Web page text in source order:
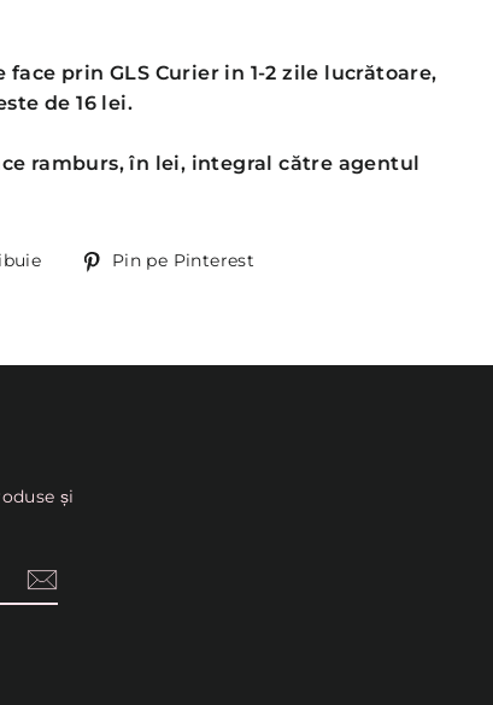
face prin GLS Curier in 1-2 zile lucrătoare,
de 16 lei.
ramburs, în lei, integral către agentul
DistribuiePin pe Pinterest
și